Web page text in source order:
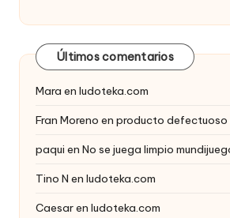
Últimos comentarios
Mara en ludoteka.com
Fran Moreno en producto defectuoso
paqui en No se juega limpio
Tino N en ludoteka.com
Caesaren ludoteka.com